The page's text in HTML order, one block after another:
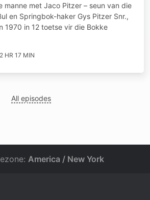
manne met Jaco Pitzer – seun van die
en Springbok-haker Gys Pitzer Snr.,
1970 in 12 toetse vir die Bokke
2 HR 17 MIN
All episodes
America / New York